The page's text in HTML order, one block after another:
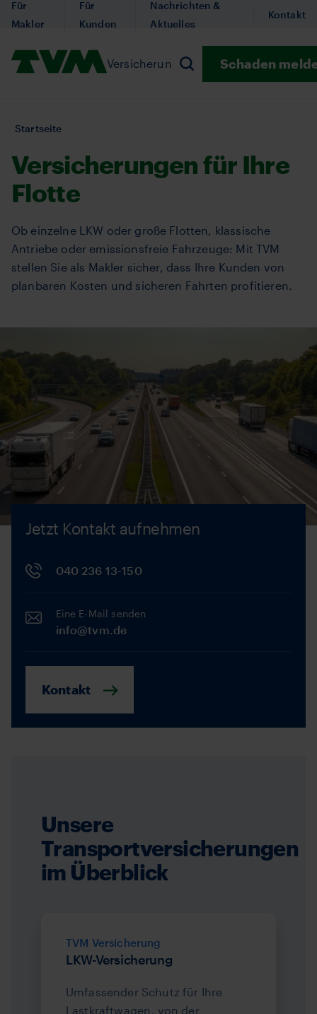
Direkt
zum
Logo,
Versicherungen SubmenuPrävention
Suchen
Schaden
Für
Makler
Für
Kunden
Nachrichten &
Aktuelles
Kontakt
Sie
hier:
Startseite
Versicherungen für Ihre
Flotte
Ob einzelne LKW oder große Flotten, klassische
Antriebe oder emissionsfreie Fahrzeuge: Mit TVM
stellen Sie als Makler sicher, dass Ihre Kunden von
planbaren Kosten und sicheren Fahrten profitieren.
Jetzt Kontakt aufnehmen
040 236 13-150
Eine E-Mail senden
info@tvm.de
Kontakt
Unsere
Transportversicherungen
im Überblick
TVM Versicherung
LKW-Versicherung
Umfassender Schutz für Ihre
Lastkraftwagen, von der